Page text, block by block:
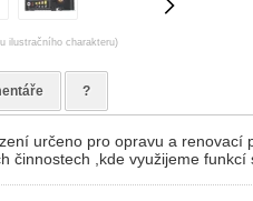
ilustračního charakteru)
?
určeno pro opravu a renovací
činnostech ,kde využijeme funkcí